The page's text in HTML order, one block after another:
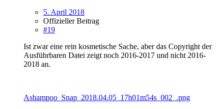
5. April 2018
Offizieller Beitrag
#19
Ist zwar eine rein kosmetische Sache, aber das Copyright der
Ausführbaren Datei zeigt noch 2016-2017 und nicht 2016-
2018 an.
Ashampoo_Snap_2018.04.05_17h01m54s_002_.png